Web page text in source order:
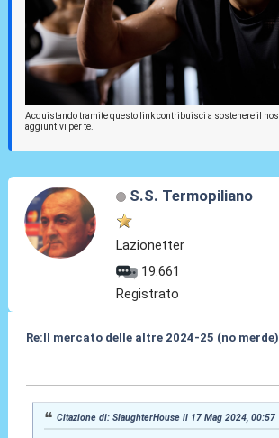
Acquistando tramite questo link contribuisci a sostenere il
aggiuntivi per te.
S.S. Termopiliano
Lazionetter
19.661
Registrato
Re:Il mercato delle altre 2024-25 (no merde)
Citazione di: SlaughterHouse il 17 Mag 2024, 00:57